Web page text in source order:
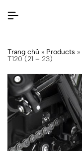
Trang chủ » Products »
T120 (21 – 23)